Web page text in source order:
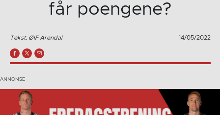
får poengene?
Tekst: ØIF Arendal 14/05/2022